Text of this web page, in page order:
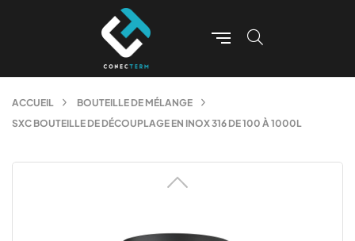
ACCUEIL
BOUTEILLE DE MÉLANGE
SXC BOUTEILLE DE DÉCOUPLAGE EN INOX 316 DE 100 À 1000L